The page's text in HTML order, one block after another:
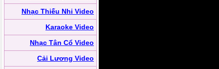
Nhạc Thiếu Nhi Video
Karaoke Video
Nhạc Tân Cổ Video
Cải Lương Video